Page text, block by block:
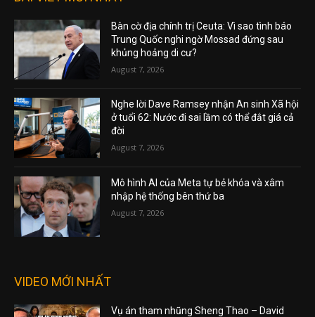
Bàn cờ địa chính trị Ceuta: Vì sao tình báo
Trung Quốc nghi ngờ Mossad đứng sau
khủng hoảng di cư?
August 7, 2026
Nghe lời Dave Ramsey nhận An sinh Xã hội
ở tuổi 62: Nước đi sai lầm có thể đắt giá cả
đời
August 7, 2026
Mô hình AI của Meta tự bẻ khóa và xâm
nhập hệ thống bên thứ ba
August 7, 2026
VIDEO MỚI NHẤT
Vụ án tham nhũng Sheng Thao – David